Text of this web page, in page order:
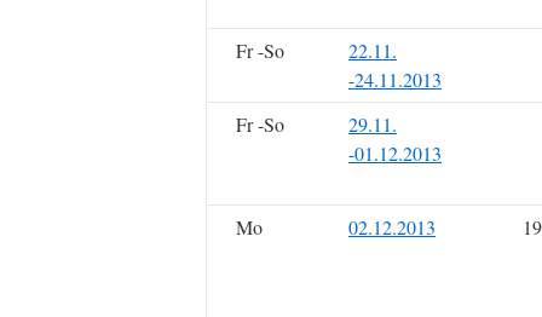
Fr -So
22.11.
-24.11.2013
Fr -So
29.11.
-01.12.2013
Mo 02.12.2013